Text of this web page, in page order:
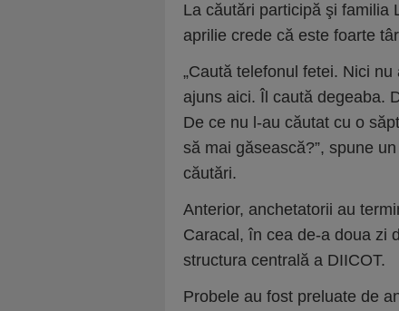
La căutări participă şi familia
aprilie crede că este foarte
„Caută telefonul fetei. Nici
ajuns aici. Îl caută degeaba.
De ce nu l-au căutat cu o
să mai găsească?”, spune
căutări.
Anterior, anchetatorii au
Caracal, în cea de-a doua zi
structura centrală a DIICOT.
Probele au fost preluate de